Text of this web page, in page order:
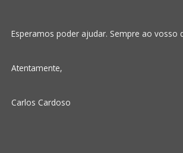
Esperamos poder ajudar. Sempre ao vosso
Atentamente,
Carlos Cardoso